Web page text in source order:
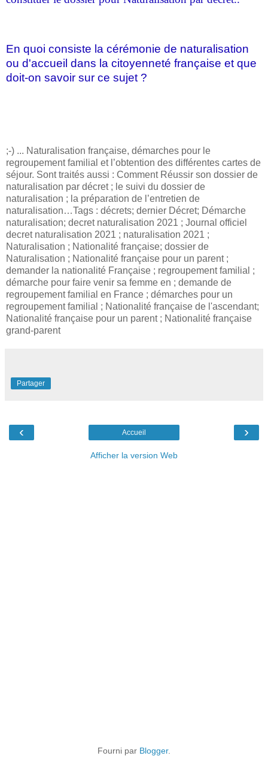
En quoi consiste la cérémonie de naturalisation
ou d'accueil dans la citoyenneté française et que
doit-on savoir sur ce sujet ?
;-) ... Naturalisation française, démarches pour le
regroupement familial et l’obtention des différentes cartes de
séjour. Sont traités aussi : Comment Réussir son dossier de
naturalisation par décret ; le suivi du dossier de
naturalisation ; la préparation de l’entretien de
naturalisation…Tags : décrets; dernier Décret; Démarche
naturalisation; decret naturalisation 2021 ; Journal officiel
decret naturalisation 2021 ; naturalisation 2021 ;
Naturalisation ; Nationalité française; dossier de
Naturalisation ; Nationalité française pour un parent ;
demander la nationalité Française ; regroupement familial ;
démarche pour faire venir sa femme en ; demande de
regroupement familial en France ; démarches pour un
regroupement familial ; Nationalité française de l'ascendant;
Nationalité française pour un parent ; Nationalité française
grand-parent
Partager
‹ ›
Accueil
Afficher la version Web
Fourni par Blogger.